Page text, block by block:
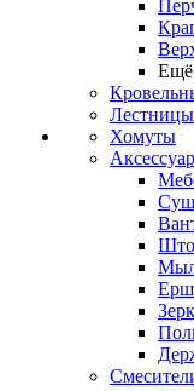
Ещё
Лестницы
Хомуты
Ерш